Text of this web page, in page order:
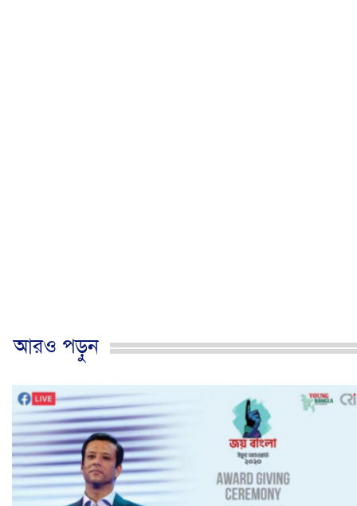
আরও পড়ুন